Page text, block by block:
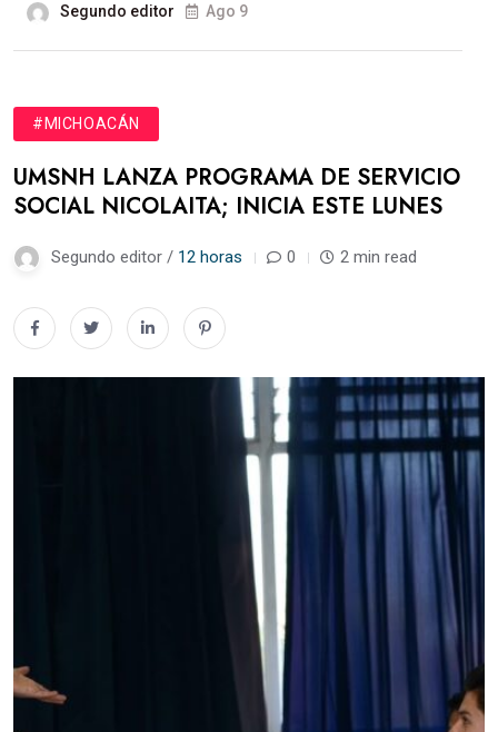
Segundo editor Ago 9
#MICHOACÁN
UMSNH LANZA PROGRAMA DE SERVICIO
SOCIAL NICOLAITA; INICIA ESTE LUNES
Segundo editor / 12 horas 0 2 min read